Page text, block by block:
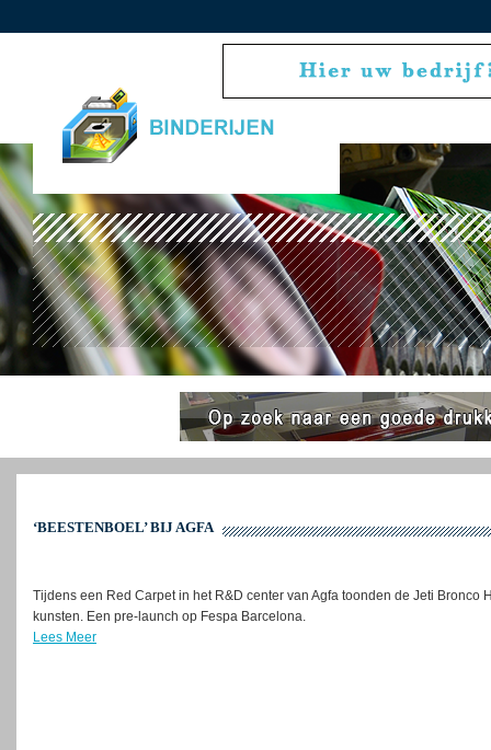
‘BEESTENBOEL’ BIJ AGFA
Tijdens een Red Carpet in het R&D center van Agfa toonden de Jeti Bronco
kunsten. Een pre-launch op Fespa Barcelona.
Lees Meer